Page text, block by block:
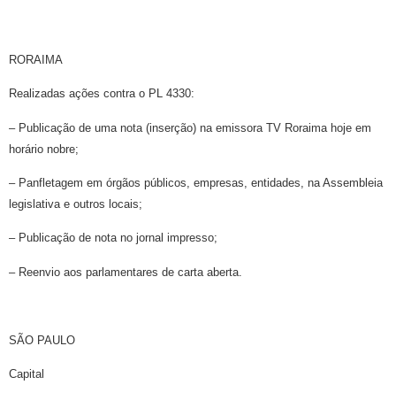
RORAIMA
Realizadas ações contra o PL 4330:
– Publicação de uma nota (inserção) na emissora TV Roraima hoje em
horário nobre;
– Panfletagem em órgãos públicos, empresas, entidades, na Assembleia
legislativa e outros locais;
– Publicação de nota no jornal impresso;
– Reenvio aos parlamentares de carta aberta.
SÃO PAULO
Capital